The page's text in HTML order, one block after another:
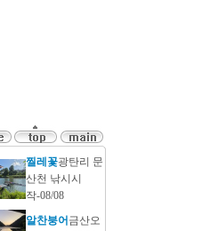
찔레꽃광탄리 문
산천 낚시시
작-08/08
알찬붕어 금산오